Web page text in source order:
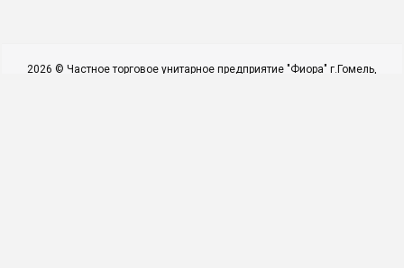
2026 © Частное торговое унитарное предприятие "Фиора" г.Гомель,